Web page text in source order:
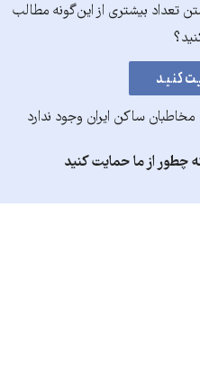
تعداد بیشتری از این‌گونه مطالب
ساکن ایران وجود ندارد
چطور از ما حمایت کنید